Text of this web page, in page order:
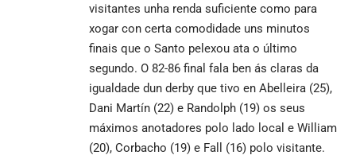
visitantes unha renda suficiente como para
xogar con certa comodidade uns minutos
finais que o Santo pelexou ata o último
segundo. O 82-86 final fala ben ás claras da
igualdade dun derby que tivo en Abelleira (25),
Dani Martín (22) e Randolph (19) os seus
máximos anotadores polo lado local e William
(20), Corbacho (19) e Fall (16) polo visitante.